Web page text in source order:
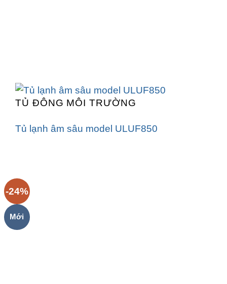
TỦ ĐÔNG MÔI TRƯỜNG
Tủ lạnh âm sâu model ULUF850
-24%
Mới